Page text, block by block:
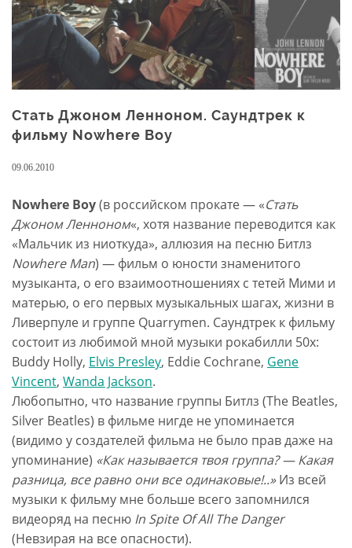
Стать Джоном Ленноном. Саундтрек к
фильму Nowhere Boy
09.06.2010
Nowhere Boy(в российском прокате — «Стать
Джоном Ленноном«, хотя название переводится как
«Мальчик из ниоткуда», аллюзия на песню Битлз
Nowhere Man) — фильм о юности знаменитого
музыканта, о его взаимоотношениях с тетей Мими и
матерью, о его первых музыкальных шагах, жизни в
Ливерпуле и группе Quarrymen. Саундтрек к фильму
состоит из любимой мной музыки рокабилли 50х:
Buddy Holly, Elvis Presley, Eddie Cochrane, Gene
Vincent, Wanda Jackson.
Любопытно, что название группы Битлз (The Beatles,
Silver Beatles) в фильме нигде не упоминается
(видимо у создателей фильма не было прав даже на
упоминание) «Как называется твоя группа? — Какая
разница, все равно они все одинаковые!..»Из всей
музыки к фильму мне больше всего запомнился
видеоряд на песню In Spite Of All The Danger
(Невзирая на все опасности).